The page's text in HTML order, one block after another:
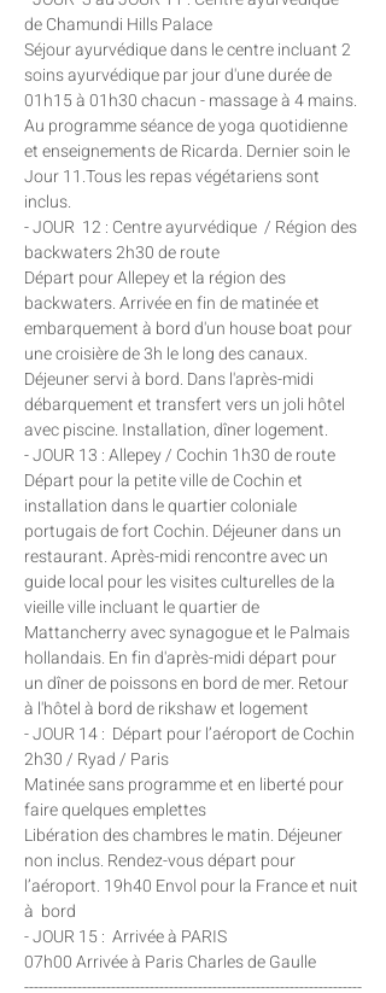
de Chamundi Hills Palace
Séjour ayurvédique dans le centre incluant 2
soins ayurvédique par jour d'une durée de
01h15 à 01h30 chacun - massage à 4 mains.
Au programme séance de yoga quotidienne
et enseignements de Ricarda. Dernier soin le
Jour 11.Tous les repas végétariens sont
inclus.
- JOUR  12 : Centre ayurvédique  / Région des
backwaters 2h30 de route
Départ pour Allepey et la région des
backwaters. Arrivée en fin de matinée et
embarquement à bord d'un house boat pour
une croisière de 3h le long des canaux.
Déjeuner servi à bord. Dans l'après-midi
débarquement et transfert vers un joli hôtel
avec piscine. Installation, dîner logement.
- JOUR 13 : Allepey / Cochin 1h30 de route
Départ pour la petite ville de Cochin et
installation dans le quartier coloniale
portugais de fort Cochin. Déjeuner dans un
restaurant. Après-midi rencontre avec un
guide local pour les visites culturelles de la
vieille ville incluant le quartier de
Mattancherry avec synagogue et le Palmais
hollandais. En fin d'après-midi départ pour
un dîner de poissons en bord de mer. Retour
à l'hôtel à bord de rikshaw et logement
- JOUR 14 :  Départ pour l’aéroport de Cochin
2h30 / Ryad / Paris
Matinée sans programme et en liberté pour
faire quelques emplettes
Libération des chambres le matin. Déjeuner
non inclus. Rendez-vous départ pour
l’aéroport. 19h40 Envol pour la France et nuit
à  bord
- JOUR 15 :  Arrivée à PARIS
07h00 Arrivée à Paris Charles de Gaulle
----------------------------------------------------------------------